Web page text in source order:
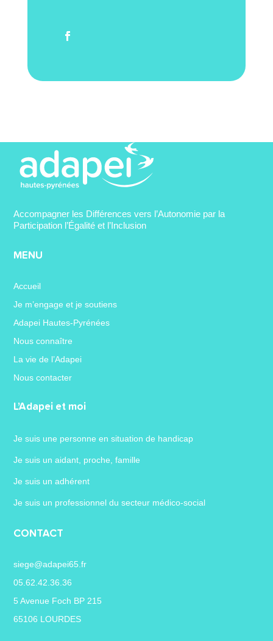
Accompagner les Différences vers l’Autonomie par la
Participation l’Égalité et l’Inclusion
MENU
Accueil
Je m’engage et je soutiens
Adapei Hautes-Pyrénées
Nous connaître
La vie de l’Adapei
Nous contacter
L’Adapei et moi
Je suis une personne en situation de handicap
Je suis un aidant, proche, famille
Je suis un adhérent
Je suis un professionnel du secteur médico-social
CONTACT
siege@adapei65.fr
05.62.42.36.36
5 Avenue Foch BP 215
65106 LOURDES